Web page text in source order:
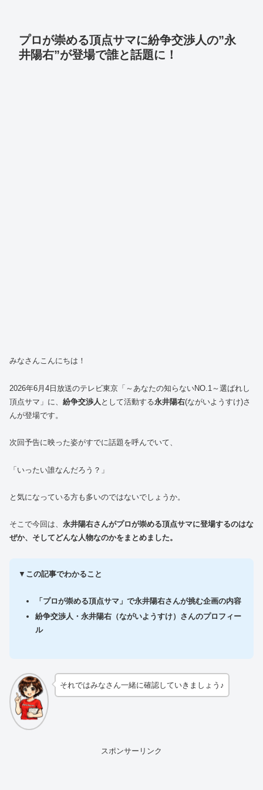
プロが崇める頂点サマに紛争交渉人の”永
井陽右”が登場で誰と話題に！
みなさんこんにちは！
2026年6月4日放送のテレビ東京「～あなたの知らないNO.1～選ばれし
頂点サマ」に、 紛争交渉人 として活動する永井陽右(ながいようすけ)さ
んが登場です。
次回予告に映った姿がすでに話題を呼んでいて、
「いったい誰なんだろう？」
と気になっている方も多いのではないでしょうか。
そこで今回は、 永井陽右さんがプロが崇める頂点サマに登場するのはな
ぜか、そしてどんな人物なのかをまとめました。
▼ この記事でわかること
「プロが崇める頂点サマ」 で永井陽右さんが挑む企画の内容
紛争交渉人・永井陽右（ながいようすけ）さんのプロフィー
ル
それではみなさん一緒に確認していきましょう♪
スポンサーリンク